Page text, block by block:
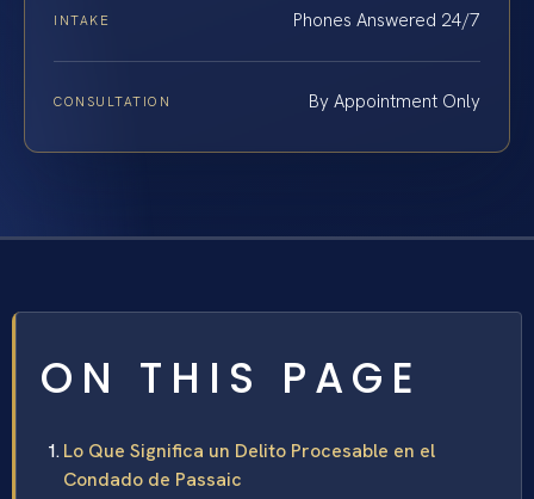
INTAKE Phones Answered 24/7
CONSULTATION By Appointment Only
ON THIS PAGE
Lo Que Significa un Delito Procesable en el
Condado de Passaic